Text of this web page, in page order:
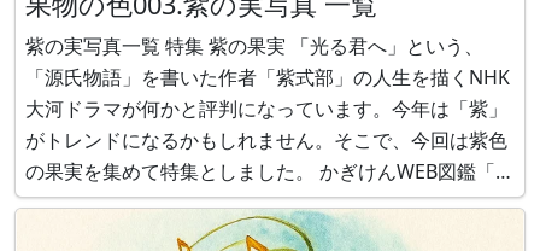
紫の実写真一覧 特集 紫の果実 「光る君へ」という、
「源氏物語」を書いた作者「紫式部」の人生を描くNHK
大河ドラマが何かと評判になっています。今年は「紫」
がトレンドになるかもしれません。そこで、今回は紫色
の果実を集めて特集としました。 かぎけんWEB図鑑「木
の実・草の実図鑑」から色別の果実一覧シリーズをお届
けしています。 第3回では、果実の果皮や果肉、種子の